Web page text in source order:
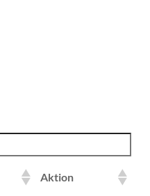
Aktion